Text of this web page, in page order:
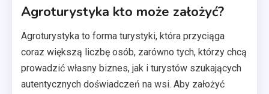
Agroturystyka kto może założyć?
Agroturystyka to forma turystyki, która przyciąga
coraz większą liczbę osób, zarówno tych, którzy chcą
prowadzić własny biznes, jak i turystów szukających
autentycznych doświadczeń na wsi. Aby założyć